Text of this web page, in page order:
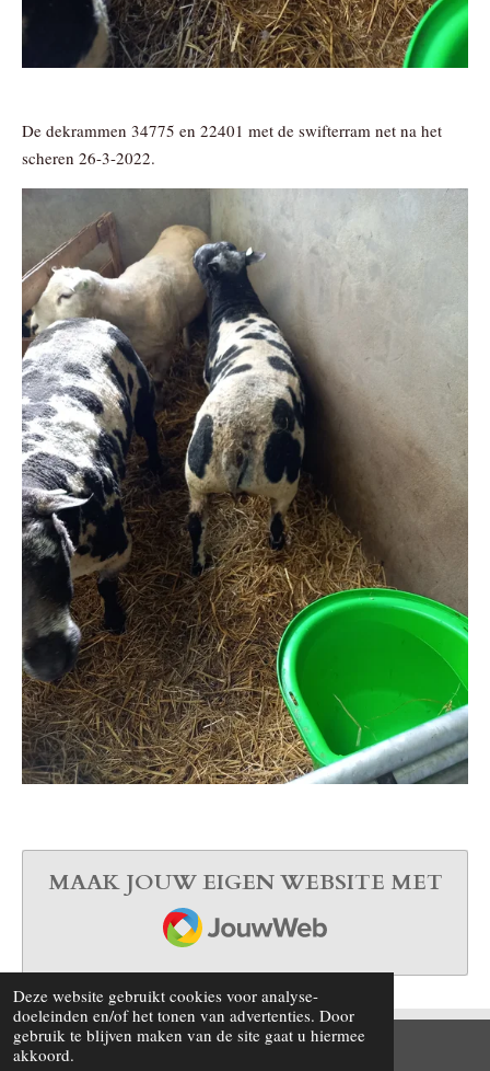
Deze website gebruikt cookies voor analyse-
doeleinden en/of het tonen van advertenties. Door
gebruik te blijven maken van de site gaat u hiermee
akkoord.
De dekrammen 34775 en 22401 met de swifterram net na het
scheren 26-3-2022.
MAAK JOUW EIGEN WEBSITE MET
JOUWWEB
© 2015 - 2026 Robvlaar